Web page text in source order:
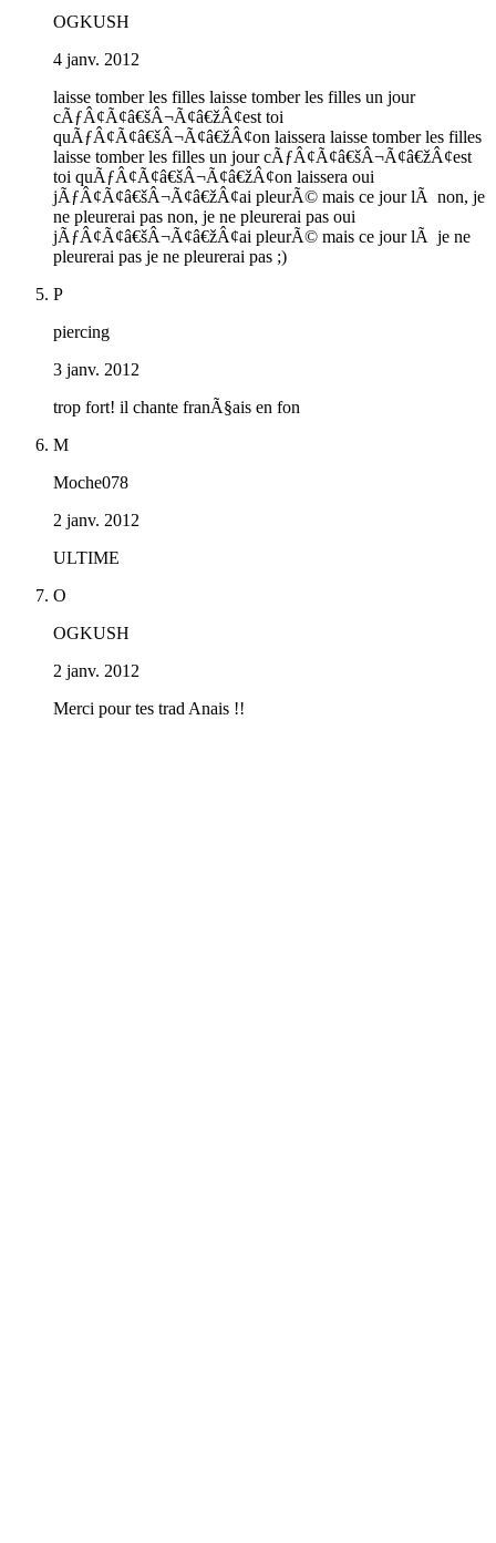
OGKUSH
4 janv. 2012
laisse tomber les filles laisse tomber les filles un jour
cÃƒÂ¢Ã¢â€šÂ¬Ã¢â€žÂ¢est toi
quÃƒÂ¢Ã¢â€šÂ¬Ã¢â€žÂ¢on laissera laisse tomber les filles
laisse tomber les filles un jour cÃƒÂ¢Ã¢â€šÂ¬Ã¢â€žÂ¢est
toi quÃƒÂ¢Ã¢â€šÂ¬Ã¢â€žÂ¢on laissera oui
jÃƒÂ¢Ã¢â€šÂ¬Ã¢â€žÂ¢ai pleurÃ© mais ce jour lÃ non, je
ne pleurerai pas non, je ne pleurerai pas oui
jÃƒÂ¢Ã¢â€šÂ¬Ã¢â€žÂ¢ai pleurÃ© mais ce jour lÃ je ne
pleurerai pas je ne pleurerai pas ;)
P
piercing
3 janv. 2012
trop fort! il chante franÃ§ais en fon
M
Moche078
2 janv. 2012
ULTIME
O
OGKUSH
2 janv. 2012
Merci pour tes trad Anais !!